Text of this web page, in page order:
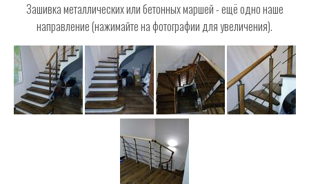
Зашивка металлических или бетонных маршей - ещё одно наше
направление (нажимайте на фотографии для увеличения).